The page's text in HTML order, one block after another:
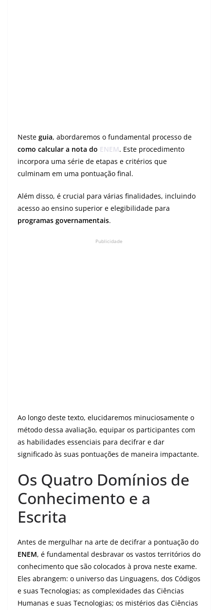
Neste guia, abordaremos o fundamental processo de
como calcular a nota do ENEM. Este procedimento
incorpora uma série de etapas e critérios que
culminam em uma pontuação final.
Além disso, é crucial para várias finalidades, incluindo
acesso ao ensino superior e elegibilidade para
programas governamentais.
Publicidade
Ao longo deste texto, elucidaremos minuciosamente o
método dessa avaliação, equipar os participantes com
as habilidades essenciais para decifrar e dar
significado às suas pontuações de maneira impactante.
Os Quatro Domínios de
Conhecimento e a
Escrita
Antes de mergulhar na arte de decifrar a pontuação do
ENEM, é fundamental desbravar os vastos territórios do
conhecimento que são colocados à prova neste exame.
Eles abrangem: o universo das Linguagens, dos Códigos
e suas Tecnologias; as complexidades das Ciências
Humanas e suas Tecnologias; os mistérios das Ciências